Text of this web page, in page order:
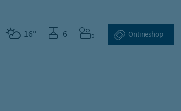
der österreichischen Winzer und Köche
16° 6 WebcamsOnline­shop